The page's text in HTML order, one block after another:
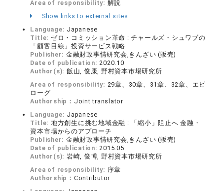
Area of responsibility: 解説
Show links to external sites
Language: Japanese
Title: ゼロ・コミッション革命 : チャールズ・シュワブの
「顧客目線」投資サービス戦略
Publisher: 金融財政事情研究会,きんざい (販売)
Date of publication:2020.10
Author(s): 飯山, 俊康, 野村資本市場研究所
Area of responsibility: 29章、30章、31章、32章、エピ
ローグ
Authorship： Joint translator
Language: Japanese
Title: 地方創生に挑む地域金融 : 「縮小」阻止へ 金融・
資本市場からのアプローチ
Publisher: 金融財政事情研究会,きんざい (販売)
Date of publication:2015.05
Author(s): 岩崎, 俊博, 野村資本市場研究所
Area of responsibility: 序章
Authorship： Contributor